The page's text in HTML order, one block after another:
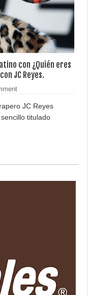
con ¿Quién eres
JC Reyes.
JC Reyes
titulado